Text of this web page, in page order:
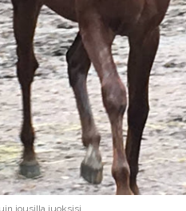
jousilla juoksisi.